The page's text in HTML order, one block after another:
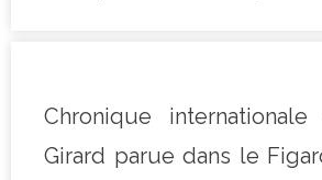
Chronique
Girard parue dans le